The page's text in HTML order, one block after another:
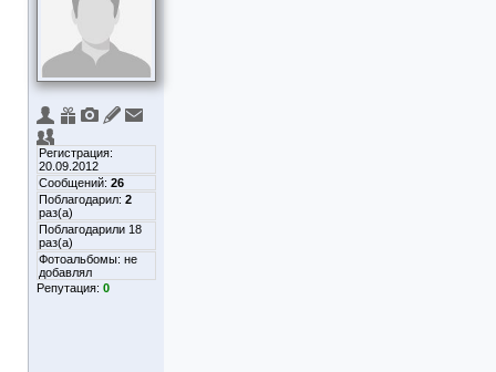
Регистрация:
20.09.2012
Сообщений: 26
Поблагодарил: 2
раз(а)
Поблагодарили 18
раз(а)
Фотоальбомы: не
добавлял
Репутация: 0